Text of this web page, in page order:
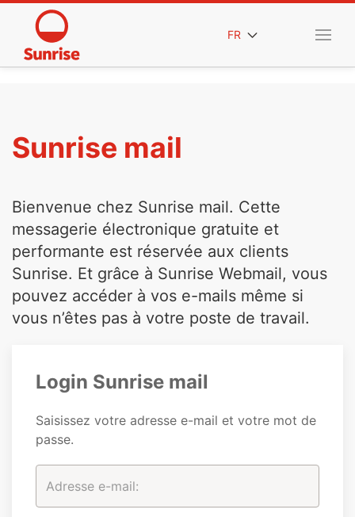
FR
Sunrise mail
Bienvenue chez Sunrise mail. Cette
messagerie électronique gratuite et
performante est réservée aux clients
Sunrise. Et grâce à Sunrise Webmail, vous
pouvez accéder à vos e-mails même si
vous n’êtes pas à votre poste de travail.
Login Sunrise mail
Saisissez votre adresse e-mail et votre mot de
passe.